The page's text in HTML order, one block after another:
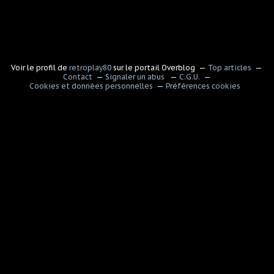
Voir le profil deretroplay80 sur le portail Overblog
Top articles
Contact
Signaler un abus
C.G.U.
Cookies et données personnelles
Préférences cookies